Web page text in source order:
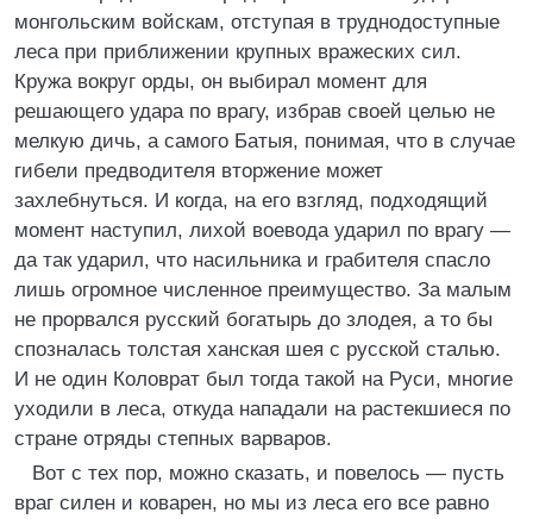
монгольским войскам, отступая в труднодоступные
леса при приближении крупных вражеских сил.
Кружа вокруг орды, он выбирал момент для
решающего удара по врагу, избрав своей целью не
мелкую дичь, а самого Батыя, понимая, что в случае
гибели предводителя вторжение может
захлебнуться. И когда, на его взгляд, подходящий
момент наступил, лихой воевода ударил по врагу —
да так ударил, что насильника и грабителя спасло
лишь огромное численное преимущество. За малым
не прорвался русский богатырь до злодея, а то бы
спозналась толстая ханская шея с русской сталью.
И не один Коловрат был тогда такой на Руси, многие
уходили в леса, откуда нападали на растекшиеся по
стране отряды степных варваров.
Вот с тех пор, можно сказать, и повелось — пусть
враг силен и коварен, но мы из леса его все равно